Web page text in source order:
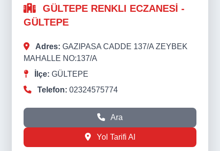
GÜLTEPE RENKLI ECZANESİ -
GÜLTEPE
Adres: GAZIPASA CADDE 137/A ZEYBEK
MAHALLE NO:137/A
İlçe: GÜLTEPE
Telefon: 02324575774
Ara
Yol Tarifi Al